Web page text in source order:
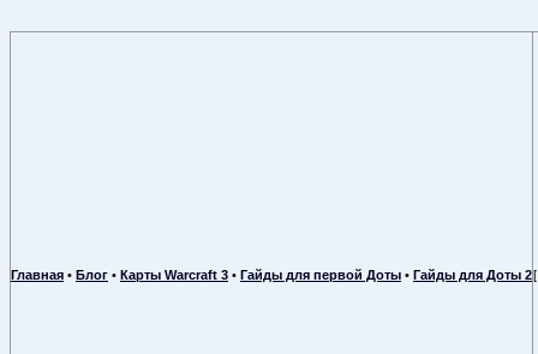
Главная • Блог • Карты Warcraft 3 • Гайды для первой Доты • Гайды для Доты 2